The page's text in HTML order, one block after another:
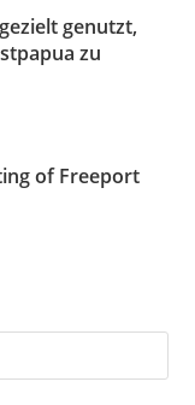
genutzt,
zu
of Freeport